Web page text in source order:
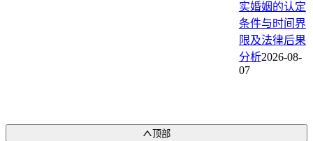
实婚姻的认定
条件与时间界
限及法律后果
分析2026-08-
07
顶部